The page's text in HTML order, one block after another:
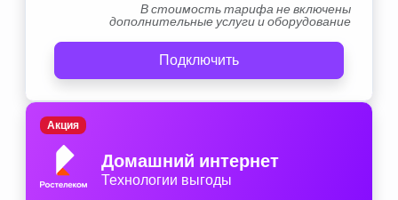
В стоимость тарифа не включены
дополнительные услуги и оборудование
Подключить
Домашний интернет
Технологии выгоды
Акция